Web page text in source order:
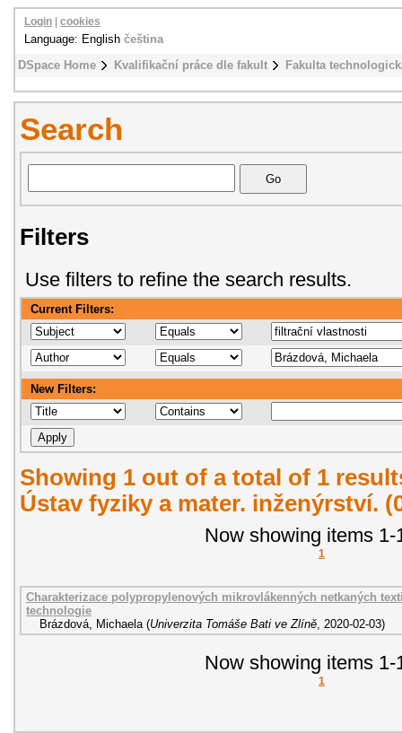
DSpace Home Kvalifikační práce dle fakult Fakulta
Login cookies
Language: English čeština
Search
Filters
Use filters to refine the search results.
Current Filters:
New Filters:
Showing 1 out of a total of 1
Ústav fyziky a mater. inženýrství.
Now showing items 1-
1
Charakterizace polypropylenových mikrovlákenných netkaných
technologie
Brázdová, Michaela (Univerzita Tomáše Bati ve Zlíně 2020-02-03)
Now showing items 1-
1